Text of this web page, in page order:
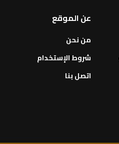
عن الموقع
من نحن
شروط الإستخدام
اتصل بنا